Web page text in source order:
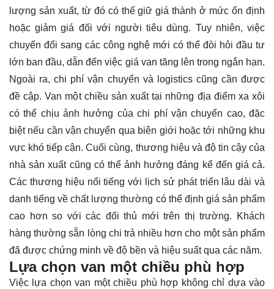
lượng sản xuất, từ đó có thể giữ giá thành ở mức ổn định
hoặc giảm giá đối với người tiêu dùng. Tuy nhiên, việc
chuyển đổi sang các công nghệ mới có thể đòi hỏi đầu tư
lớn ban đầu, dẫn đến việc giá van tăng lên trong ngắn hạn.
Ngoài ra, chi phí vận chuyển và logistics cũng cần được
đề cập. Van một chiều sản xuất tại những địa điểm xa xôi
có thể chịu ảnh hưởng của chi phí vận chuyển cao, đặc
biệt nếu cần vận chuyển qua biên giới hoặc tới những khu
vực khó tiếp cận. Cuối cùng, thương hiệu và độ tin cậy của
nhà sản xuất cũng có thể ảnh hưởng đáng kể đến giá cả.
Các thương hiệu nổi tiếng với lịch sử phát triển lâu dài và
danh tiếng về chất lượng thường có thể định giá sản phẩm
cao hơn so với các đối thủ mới trên thị trường. Khách
hàng thường sẵn lòng chi trả nhiều hơn cho một sản phẩm
đã được chứng minh về độ bền và hiệu suất qua các năm.
Lựa chọn van một chiều phù hợp
Việc lựa chọn van một chiều phù hợp không chỉ dựa vào